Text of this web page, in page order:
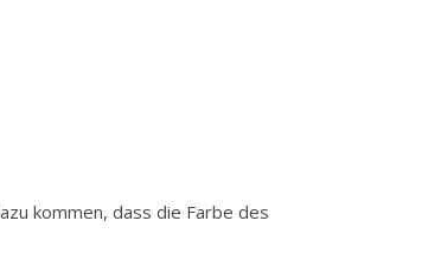
kommen, dass die Farbe des